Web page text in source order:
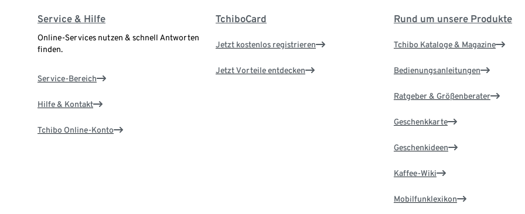
Service & Hilfe
Online-Services nutzen & schnell Antworten
finden.
Service-Bereich
Hilfe & Kontakt
Tchibo Online-Konto
TchiboCard
Jetzt kostenlos registrieren
Jetzt Vorteile entdecken
Rund um unsere Produkte
Tchibo Kataloge & Magazine
Bedienungsanleitungen
Ratgeber & Größenberater
Geschenkkarte
Geschenkideen
Kaffee-Wiki
Mobilfunklexikon